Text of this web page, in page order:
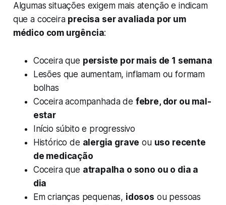
Algumas situações exigem mais atenção e indicam
que a coceira precisa ser avaliada por um
médico com urgência:
Coceira que persiste por mais de 1 semana
Lesões que aumentam, inflamam ou formam
bolhas
Coceira acompanhada de febre, dor ou mal-
estar
Início súbito e progressivo
Histórico de alergia grave ou uso recente
de medicação
Coceira que atrapalha o sono ou o dia a
dia
Em crianças pequenas, idosos ou pessoas